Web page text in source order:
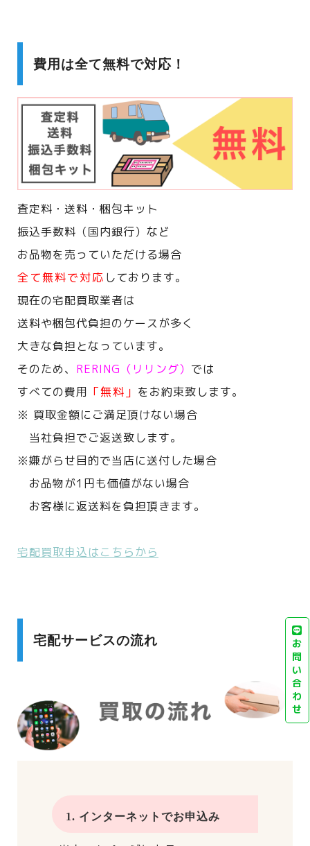
費用は全て無料で対応！
査定料・送料・梱包キット
振込手数料（国内銀行）など
お品物を売っていただける場合
全て無料で対応 しております。
現在の宅配買取業者は
送料や梱包代負担のケースが多く
大きな負担となっています。
そのため、 RERING（リリング） では
すべての費用 「無料」 をお約束致します。
※ 買取金額にご満足頂けない場合
当社負担でご返送致します。
※嫌がらせ目的で当店に送付した場合
お品物が1円も価値がない場合
お客様に返送料を負担頂きます。
宅配買取申込はこちらから
宅配サービスの流れ
1. インターネットでお申込み
お
問
い
合
わ
せ